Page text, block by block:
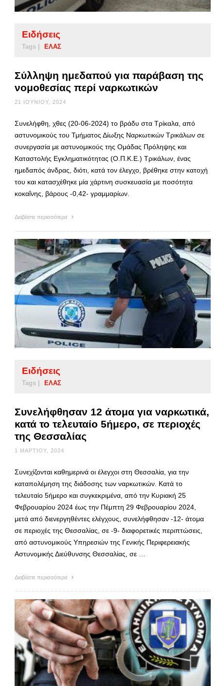
Ειδήσεις
Tags | ΕΛΑΣ
Σύλληψη ημεδαπού για παράβαση της
νομοθεσίας περί ναρκωτικών
21 ΙΟΥΝΊΟΥ, 2024
Συνελήφθη, χθες (20-06-2024) το βράδυ στα Τρίκαλα, από
αστυνομικούς του Τμήματος Δίωξης Ναρκωτικών Τρικάλων σε
συνεργασία με αστυνομικούς της Ομάδας Πρόληψης και
Καταστολής Εγκληματικότητας (Ο.Π.Κ.Ε.) Τρικάλων, ένας
ημεδαπός άνδρας, διότι, κατά τον έλεγχο, βρέθηκε στην κατοχή
του και κατασχέθηκε μία χάρτινη συσκευασία με ποσότητα
κοκαΐνης, βάρους -0,42- γραμμαρίων.
Διαβάστε περισσότερα
Ειδήσεις
Tags | ΕΛΑΣ
Συνελήφθησαν 12 άτομα για ναρκωτικά,
κατά το τελευταίο 5ήμερο, σε περιοχές
της Θεσσαλίας
1 ΜΑΡΤΊΟΥ, 2024
Συνεχίζονται καθημερινά οι έλεγχοι στη Θεσσαλία, για την
καταπολέμηση της διάδοσης των ναρκωτικών. Κατά το
τελευταίο 5ήμερο και συγκεκριμένα, από την Κυριακή 25
Φεβρουαρίου 2024 έως την Πέμπτη 29 Φεβρουαρίου 2024,
μετά από διενεργηθέντες ελέγχους, συνελήφθησαν -12- άτομα
σε περιοχές της Θεσσαλίας, σε -9- διαφορετικές περιπτώσεις,
από αστυνομικούς Υπηρεσιών της Γενικής Περιφερειακής
Αστυνομικής Διεύθυνσης Θεσσαλίας, σε …
Διαβάστε περισσότερα